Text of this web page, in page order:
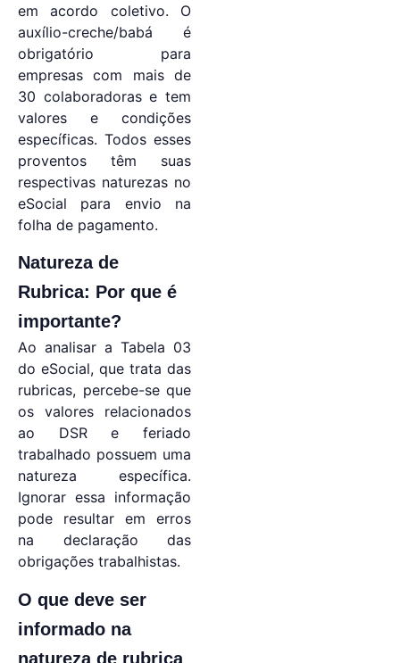
em acordo coletivo. O
auxílio-creche/babá é
obrigatório para
empresas com mais de
30 colaboradoras e tem
valores e condições
específicas. Todos esses
proventos têm suas
respectivas naturezas no
eSocial para envio na
folha de pagamento.
Natureza de
Rubrica: Por que é
importante?
Ao analisar a Tabela 03
do eSocial, que trata das
rubricas, percebe-se que
os valores relacionados
ao DSR e feriado
trabalhado possuem uma
natureza específica.
Ignorar essa informação
pode resultar em erros
na declaração das
obrigações trabalhistas.
O que deve ser
informado na
natureza de rubrica